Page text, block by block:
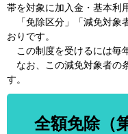
帯を対象に加入金・基本利
「免除区分」「減免対象
おりです。
この制度を受けるには毎
なお、この減免対象者の
す。
全額免除（